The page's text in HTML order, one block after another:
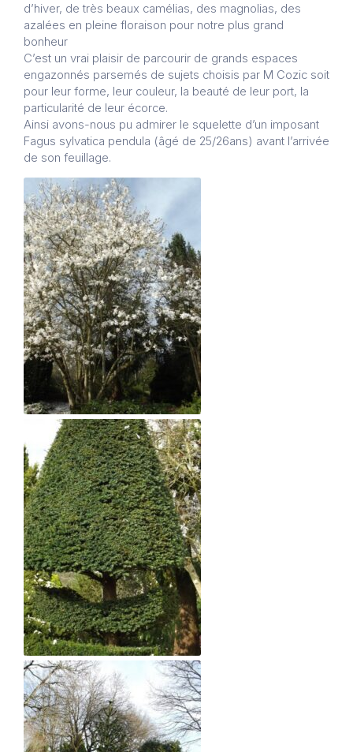
d’hiver, de très beaux camélias, des magnolias, des
azalées en pleine floraison pour notre plus grand
bonheur
C’est un vrai plaisir de parcourir de grands espaces
engazonnés parsemés de sujets choisis par M Cozic soit
pour leur forme, leur couleur, la beauté de leur port, la
particularité de leur écorce.
Ainsi avons-nous pu admirer le squelette d’un imposant
Fagus sylvatica pendula (âgé de 25/26ans) avant l’arrivée
de son feuillage.